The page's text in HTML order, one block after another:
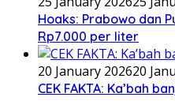
Hoaks: Prabowo dan
Rp7.000 per liter
20 January 202620
CEK FAKTA: Ka’bah